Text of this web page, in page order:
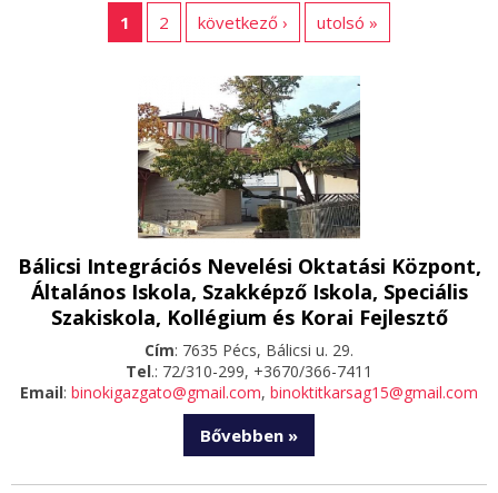
1 2 következő › utolsó »
Bálicsi Integrációs Nevelési Oktatási Központ,
Általános Iskola, Szakképző Iskola, Speciális
Szakiskola, Kollégium és Korai Fejlesztő
Cím: 7635 Pécs, Bálicsi u. 29.
Tel.: 72/310-299, +3670/366-7411
Email: binokigazgato@gmail.com, binoktitkarsag15@gmail.com
Bővebben »